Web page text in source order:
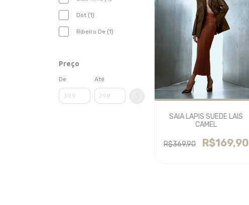
Dot (1)
Ribeiro De (1)
Preço
De Até
SAIA LAPIS SUEDE LAÍS
CAMEL
R$369,90 R$169,90